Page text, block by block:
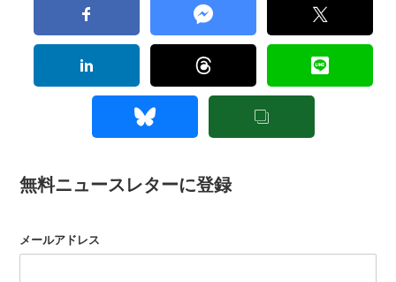
無料ニュースレターに登録
メールアドレス